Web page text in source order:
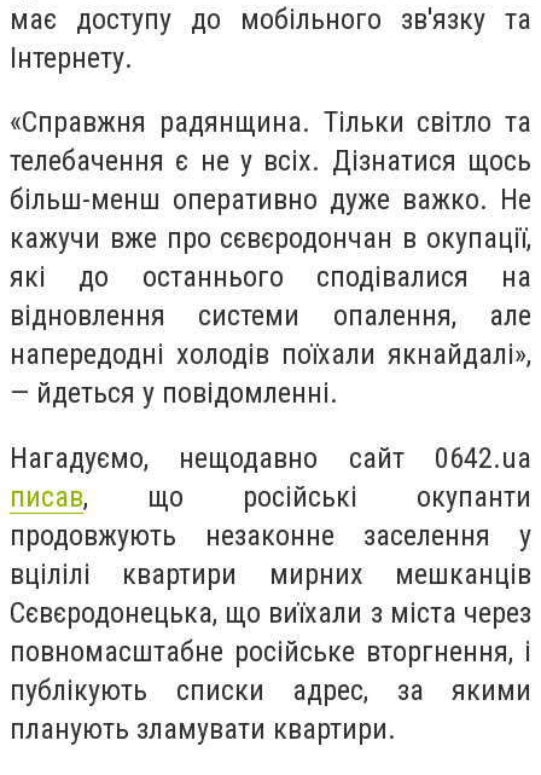
має доступу до мобільного зв'язку та
Інтернету.
«Справжня радянщина. Тільки світло та
телебачення є не у всіх. Дізнатися щось
більш-менш оперативно дуже важко. Не
кажучи вже про сєвєродончан в окупації,
які до останнього сподівалися на
відновлення системи опалення, але
напередодні холодів поїхали якнайдалі»,
— йдеться у повідомленні.
Нагадуємо, нещодавно сайт 0642.ua
писав, що російські окупанти
продовжують незаконне заселення у
вцілілі квартири мирних мешканців
Сєвєродонецька, що виїхали з міста через
повномасштабне російське вторгнення, і
публікують списки адрес, за якими
планують зламувати квартири.